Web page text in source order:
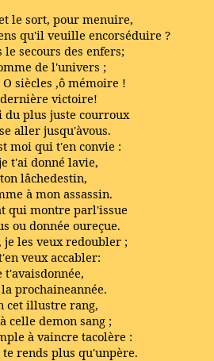
le sort, pour menuire,
qu'il veuille encorséduire ?
secours des enfers;
de l'univers ;
siècles ,ô mémoire !
victoire!
plus juste courroux
aller jusqu'àvous.
moi qui t'en convie :
t'ai donné lavie,
lâchedestin,
à mon assassin.
qui montre parl'issue
ou donnée oureçue.
les veux redoubler ;
veux accabler:
t'avaisdonnée,
prochaineannée.
cet illustre rang,
celle demon sang ;
à vaincre tacolère :
rends plus qu'unpère.